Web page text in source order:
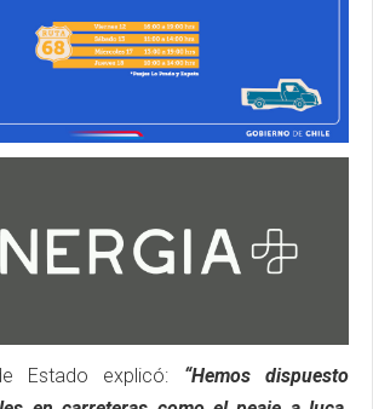
Estado explicó: “Hemos dispuesto